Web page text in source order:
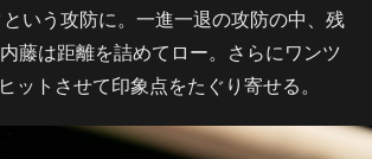
いう攻防に。一進一退の攻防の中、残
藤は距離を詰めてロー。さらにワンツ
ットさせて印象点をたぐり寄せる。